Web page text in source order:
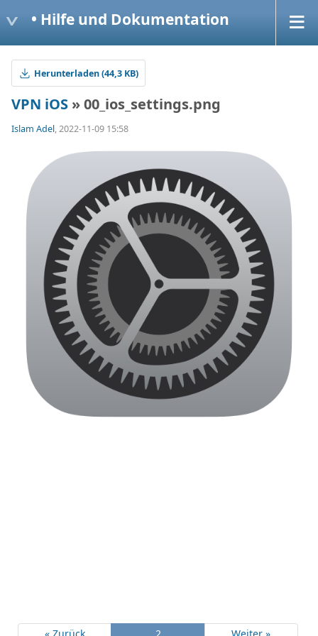
• Hilfe und Dokumentation
Herunterladen (44,3 KB)
VPN iOS » 00_ios_settings.png
Islam Adel, 2022-11-09 15:58